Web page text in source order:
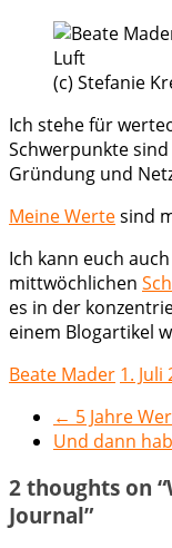
(c) Stefanie
Ich stehe für
Schwerpunkte
Gründung und
Meine Wertesind
Ich kann euch
mittwöchlichen
es in der
einem Blogartikel
Beate Mader 1. Juli
← 5 Jahre
Und dann
2 thoughts on “
Journal”